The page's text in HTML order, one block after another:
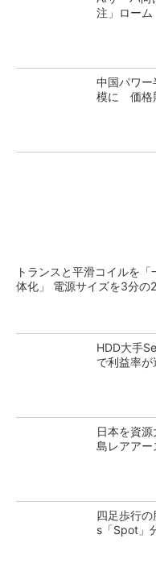
注」ローム
中国パワ
模に 価格
トランスと平滑コイルを「
体化」 電源サイズを3分の
HDD大手
で利益率
日本を資
島レアアー
四足歩行
s「Spot」